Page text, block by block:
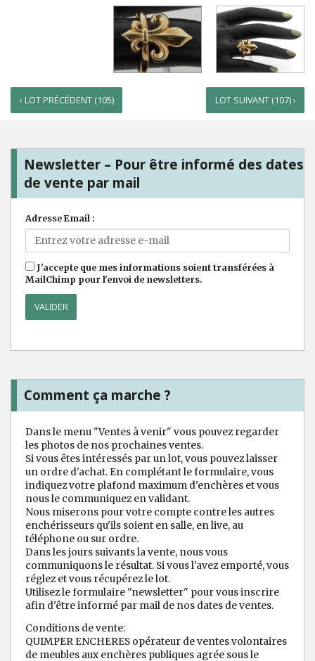
‹ LOT PRÉCÉDENT (105) LOT SUIVANT (107) ›
Newsletter – Pour être informé des dates
de vente par mail
Adresse Email :
J'accepte que mes informations soient transférées à
MailChimp pour l'envoi de newsletters.
Comment ça marche ?
Dans le menu "Ventes à venir" vous pouvez regarder
les photos de nos prochaines ventes.
Si vous êtes intéressés par un lot, vous pouvez laisser
un ordre d'achat. En complétant le formulaire, vous
indiquez votre plafond maximum d'enchères et vous
nous le communiquez en validant.
Nous miserons pour votre compte contre les autres
enchérisseurs qu'ils soient en salle, en live, au
téléphone ou sur ordre.
Dans les jours suivants la vente, nous vous
communiquons le résultat. Si vous l'avez emporté, vous
réglez et vous récupérez le lot.
Utilisez le formulaire "newsletter" pour vous inscrire
afin d'être informé par mail de nos dates de ventes.
Conditions de vente:
QUIMPER ENCHERES opérateur de ventes volontaires
de meubles aux enchères publiques agrée sous le